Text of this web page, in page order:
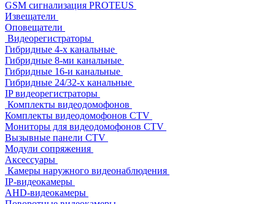
GSM сигнализация PROTEUS
Извещатели
Оповещатели
Видеорегистраторы
Гибридные 4-х канальные
Гибридные 8-ми канальные
Гибридные 16-и канальные
Гибридные 24/32-х канальные
IP видеорегистраторы
Комплекты видеодомофонов
Комплекты видеодомофонов CTV
Мониторы для видеодомофонов CTV
Вызывные панели CTV
Модули сопряжения
Аксессуары
Камеры наружного видеонаблюдения
IP-видеокамеры
AHD-видеокамеры